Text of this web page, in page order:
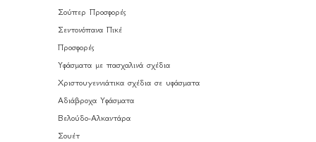
Σούπερ Προσφορές
Σεντονόπανα Πικέ
Προσφορές
Υφάσματα με πασχαλινά σχέδια
Χριστουγεννιάτικα σχέδια σε υφάσματα
Αδιάβροχα Υφάσματα
Βελούδο-Αλκαντάρα
Σουέτ